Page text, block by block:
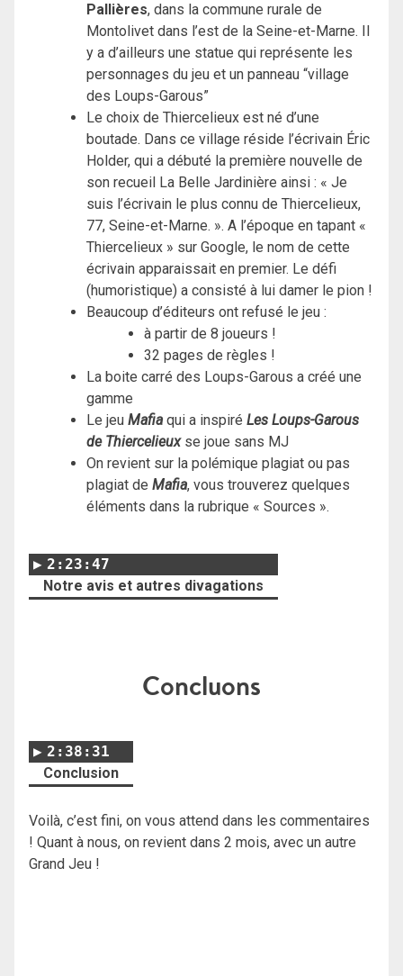
Pallières, dans la commune rurale de
Montolivet dans l’est de la Seine-et-Marne. Il
y a d’ailleurs une statue qui représente les
personnages du jeu et un panneau “village
des Loups-Garous”
Le choix de Thiercelieux est né d’une
boutade. Dans ce village réside l’écrivain Éric
Holder, qui a débuté la première nouvelle de
son recueil La Belle Jardinière ainsi : « Je
suis l’écrivain le plus connu de Thiercelieux,
77, Seine-et-Marne. ». A l’époque en tapant «
Thiercelieux » sur Google, le nom de cette
écrivain apparaissait en premier. Le défi
(humoristique) a consisté à lui damer le pion !
Beaucoup d’éditeurs ont refusé le jeu :
à partir de 8 joueurs !
32 pages de règles !
La boite carré des Loups-Garous a créé une
gamme
Le jeu Mafia qui a inspiré Les Loups-Garous
de Thiercelieuxse joue sans MJ
On revient sur la polémique plagiat ou pas
plagiat de Mafia, vous trouverez quelques
éléments dans la rubrique « Sources ».
2:23:47
Notre avis et autres divagations
Concluons
2:38:31
Conclusion
Voilà, c’est fini, on vous attend dans les commentaires
! Quant à nous, on revient dans 2 mois, avec un autre
Grand Jeu !